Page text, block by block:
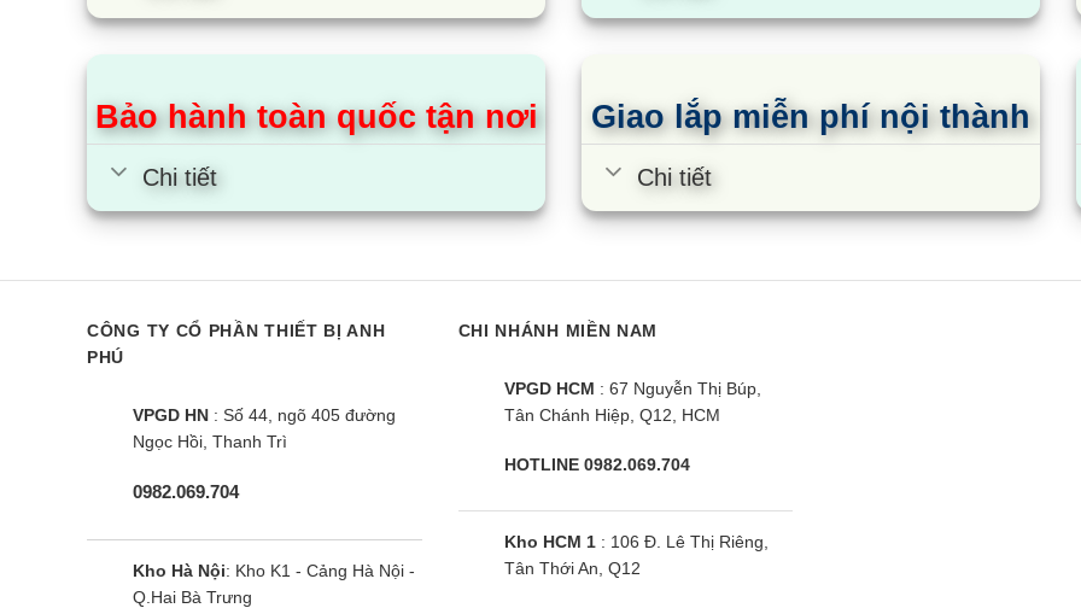
Bảo hành toàn quốc tận nơi
Chi tiết
Giao lắp miễn phí nội thành
Chi tiết
CÔNG TY CỔ PHẦN THIẾT BỊ ANH
PHÚ
VPGD HN : Số 44, ngõ 405 đường
Ngọc Hồi, Thanh Trì
0982.069.704
Kho Hà Nội: Kho K1 - Cảng Hà Nội -
Q.Hai Bà Trưng
CHI NHÁNH MIỀN NAM
VPGD HCM : 67 Nguyễn Thị Búp,
Tân Chánh Hiệp, Q12, HCM
HOTLINE 0982.069.704
Kho HCM 1: 106 Đ. Lê Thị Riêng,
Tân Thới An, Q12